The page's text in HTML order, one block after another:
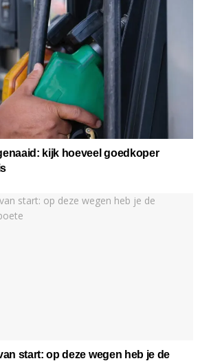
kijk hoeveel goedkoper
start: op deze wegen heb je de